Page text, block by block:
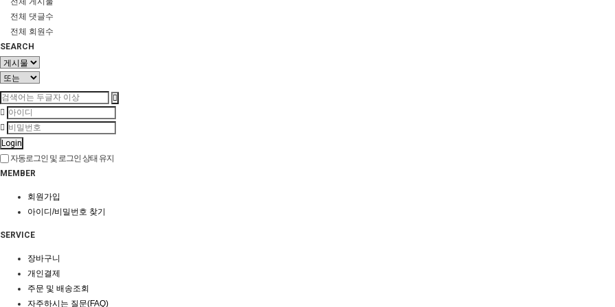
전체 댓글수
전체 회원수
SEARCH
Login
자동로그인 및 로그인 상태 유지
MEMBER
회원가입
아이디/비밀번호 찾기
SERVICE
장바구니
개인결제
주문 및 배송조회
자주하시는 질문(FAQ)